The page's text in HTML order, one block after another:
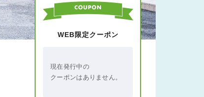
WEB限定クーポン
現在発行中の
クーポンはありません。